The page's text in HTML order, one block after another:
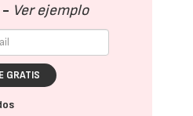
- Ver ejemplo
GRATIS